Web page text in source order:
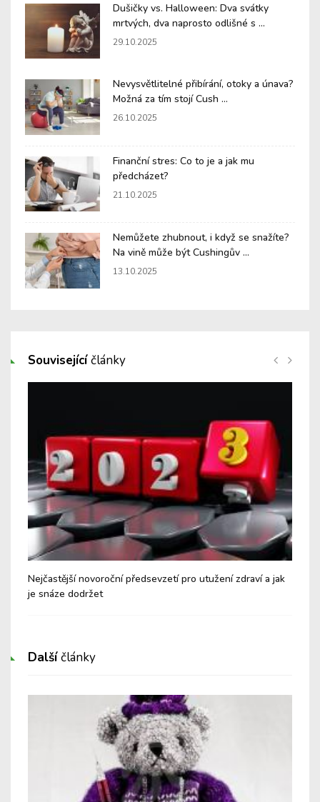
Dušičky vs. Halloween: Dva svátky
mrtvých, dva naprosto odlišné s ...
29.10.2025
Nevysvětlitelné přibírání, otoky a únava?
Možná za tím stojí Cush ...
26.10.2025
Finanční stres: Co to je a jak mu
předcházet?
21.10.2025
Nemůžete zhubnout, i když se snažíte?
Na vině může být Cushingův ...
13.10.2025
Souvisejícíčlánky
Nejčastější novoroční předsevzetí pro utužení zdraví a jak
je snáze dodržet
Dalšíčlánky